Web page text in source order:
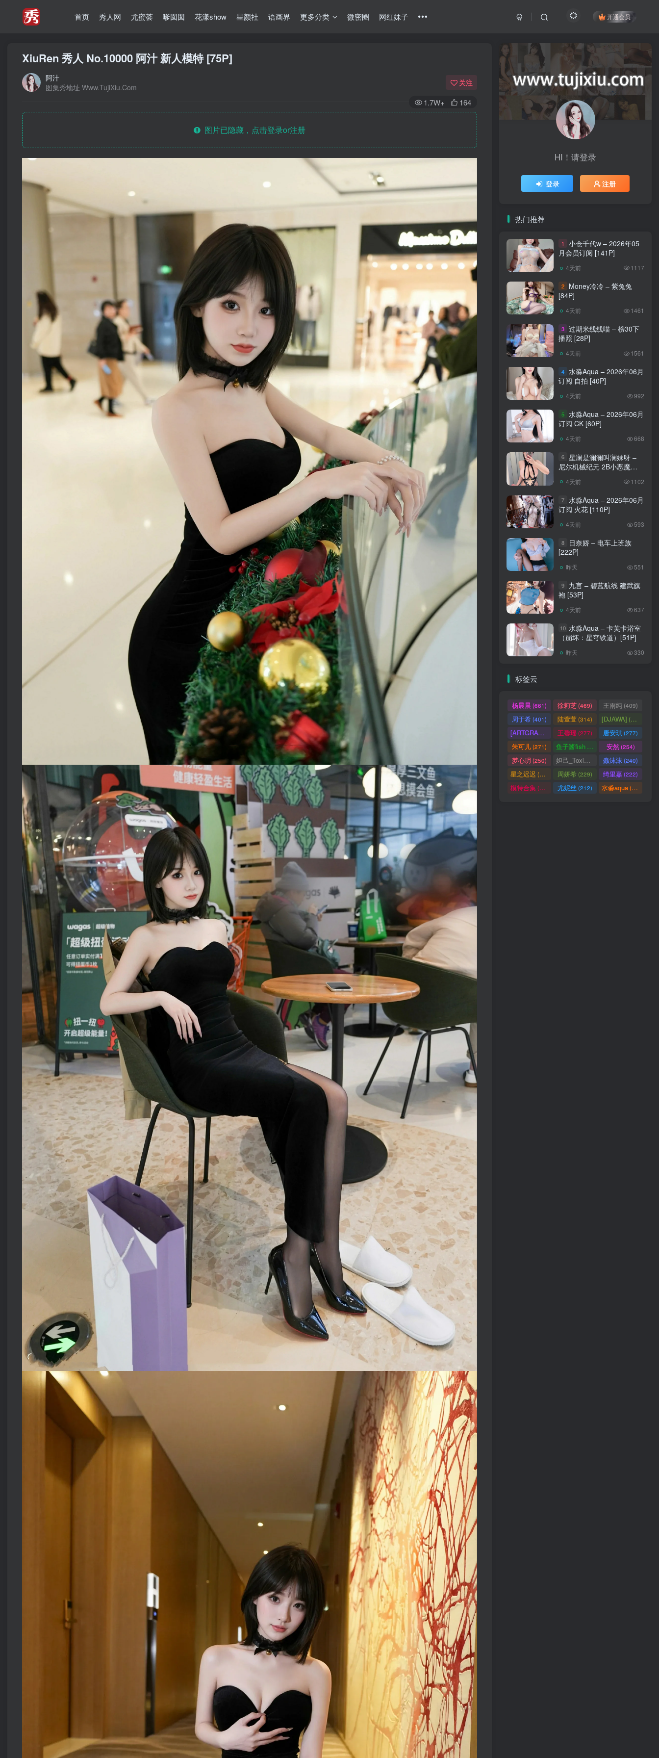
首页 秀人网 尤蜜荟 嗲囡囡 花漾show 星颜社 语画界 更多分类 微密圈 网红妹子 开通会员
XiuRen 秀人 No.10000 阿汁 新人模特 [75P]
阿汁
图集秀地址 Www.TujiXiu.Com
关注
1.7W+ 164
图片已隐藏，点击登录or注册
HI！请登录
登录 注册
热门推荐
1
小仓千代w – 2026年05
月会员订阅 [141P]
4天前 1117
2
Money冷冷 – 紫兔兔
[84P]
4天前 1461
3 过期米线线喵 – 榜30下
播照 [28P]
4天前 1561
4 水淼Aqua – 2026年06月
订阅 自拍 [40P]
4天前 992
5 水淼Aqua – 2026年06月
订阅 CK [60P]
4天前 668
6 星澜是澜澜叫澜妹呀 –
尼尔机械纪元 2B小恶魔
4天前 1102
7 水淼Aqua – 2026年06月
订阅 火花 [110P]
4天前 593
8
日奈娇 – 电车上班族
[222P]
昨天 551
9
九言 – 碧蓝航线 建武旗
袍 [53P]
4天前 637
10 水淼Aqua – 卡芙卡浴室
（崩坏：星穹铁道）[51P]
昨天 330
标签云
杨晨晨 (661) 徐莉芝(469) 王雨纯 (409)
周于希(401) 陆萱萱(314) [DJAWA] (290)
[ARTGRAVIA] (290)
王馨瑶(277) 唐安琪(277)
朱可儿(271) 鱼子酱fish 安然(254)
梦心玥 (250) 妲己_Toxic(247)蠢沫沫(240)
星之迟迟 (238) 周妍希 (229) 绮里嘉(222)
模特合集(218) 尤妮丝 (212) 水淼aqua(172)